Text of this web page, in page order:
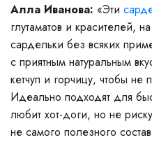
Алла Иванова: «Эти
глутаматов и красителей,
сардельки без всяких
с приятным натуральным
кетчуп и горчицу, чтобы не
Идеально подходят для
любит хот-доги, но не
не самого полезного